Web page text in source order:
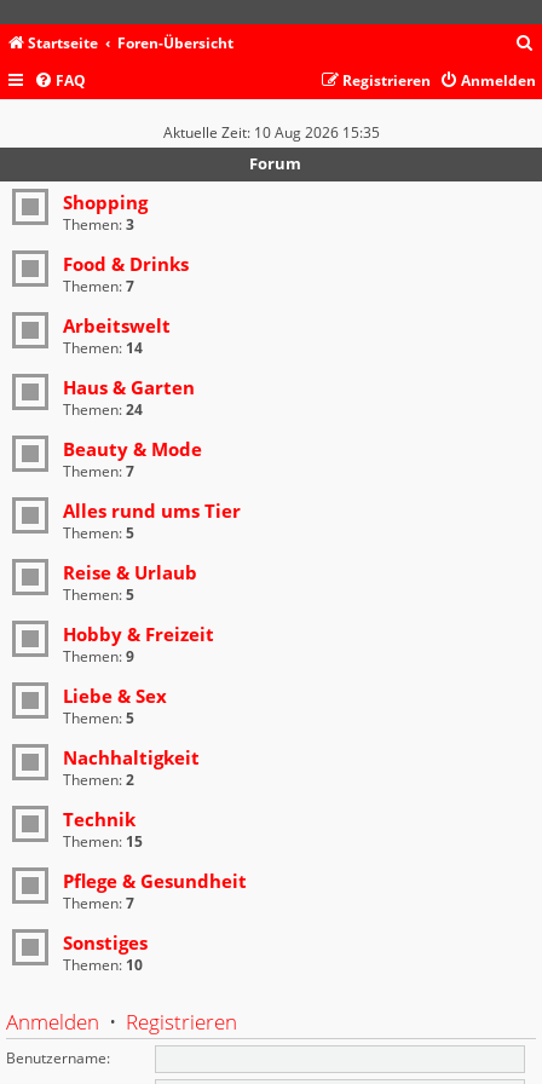
Startseite Foren-Übersicht
c
FAQ Anmelden
Registrieren
Aktuelle Zeit: 10 Aug 2026 15:35
Forum
Shopping
Themen:3
Food & Drinks
Themen:7
Arbeitswelt
Themen: 14
Haus & Garten
Themen:24
Beauty & Mode
Themen:7
Alles rund ums Tier
Themen:5
Reise & Urlaub
Themen:5
Hobby & Freizeit
Themen:9
Liebe & Sex
Themen:5
Nachhaltigkeit
Themen:2
Technik
Themen: 15
Pflege & Gesundheit
Themen:7
Sonstiges
Themen: 10
Anmelden • Registrieren
Benutzername: